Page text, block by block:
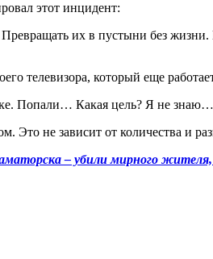
этот инцидент:
их в пустыни без
телевизора, который еще
Попали… Какая цель? Я не
Это не зависит от количества и
– убили мирного